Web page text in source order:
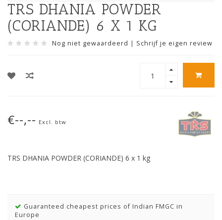
TRS DHANIA POWDER
(CORIANDE) 6 X 1 KG
Nog niet gewaardeerd | Schrijf je eigen review
€--,-- Excl. btw
TRS DHANIA POWDER (CORIANDE) 6 x 1 kg
Guaranteed cheapest prices of Indian FMGC in
Europe